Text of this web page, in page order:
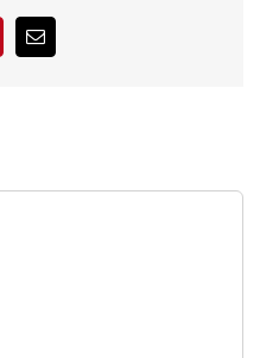
PinterestCorreo
electrónico